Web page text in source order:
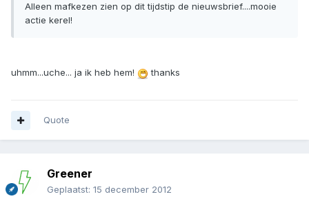
Alleen mafkezen zien op dit tijdstip de nieuwsbrief....mooie
actie kerel!
uhmm...uche... ja ik heb hem! thanks
Quote
Greener
Geplaatst: 15 december 2012